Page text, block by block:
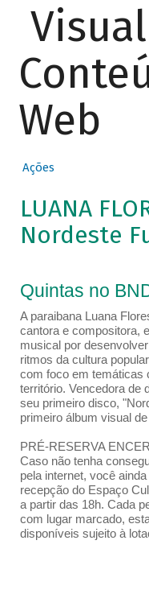
Web
Ações
LUANA
Nordeste
Quintas no
A paraibana Luana
cantora e compositora,
musical por
ritmos da cultura
com foco em temáticas
território. Vencedora de
seu primeiro disco,
primeiro álbum visual
PRÉ-RESERVA
Caso não tenha
pela internet, você
recepção do Espaço
a partir das 18h. Cada
com lugar marcado,
disponíveis sujeito à